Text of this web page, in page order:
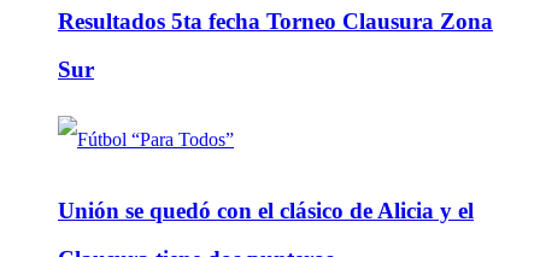
Resultados 5ta fecha Torneo Clausura Zona
Sur
Unión se quedó con el clásico de Alicia y el